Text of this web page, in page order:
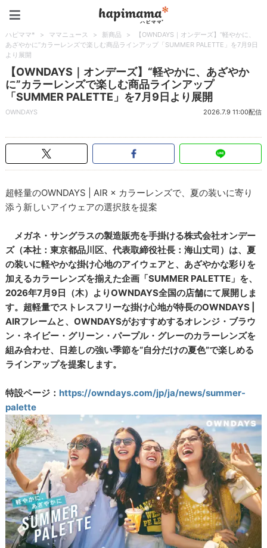
ハピママ* > ママニュース > 新商品 >
【OWNDAYS｜オンデーズ】“軽やかに、
あざやかに”カラーレンズで楽しむ商品ラインアップ「SUMMER PALETTE」を7月9日
より展開
【OWNDAYS｜オンデーズ】“軽やかに、あざやか
に”カラーレンズで楽しむ商品ラインアップ
「SUMMER PALETTE」を7月9日より展開
OWNDAYS 2026.7.9 11:00配信
超軽量のOWNDAYS | AIR × カラーレンズで、夏の装いに寄り
添う新しいアイウェアの選択肢を提案
メガネ・サングラスの製造販売を手掛ける株式会社オンデー
ズ（本社：東京都品川区、代表取締役社長：海山丈司）は、夏
の装いに軽やかな掛け心地のアイウェアと、あざやかな彩りを
加えるカラーレンズを揃えた企画「SUMMER PALETTE」を、
2026年7月9日（木）よりOWNDAYS全国の店舗にて展開しま
す。超軽量でストレスフリーな掛け心地が特長のOWNDAYS |
AIRフレームと、OWNDAYSがおすすめするオレンジ・ブラウ
ン・ネイビー・グリーン・パープル・グレーのカラーレンズを
組み合わせ、日差しの強い季節を“自分だけの夏色”で楽しめる
ラインアップを提案します。
特設ページ： https://owndays.com/jp/ja/news/summer-
palette